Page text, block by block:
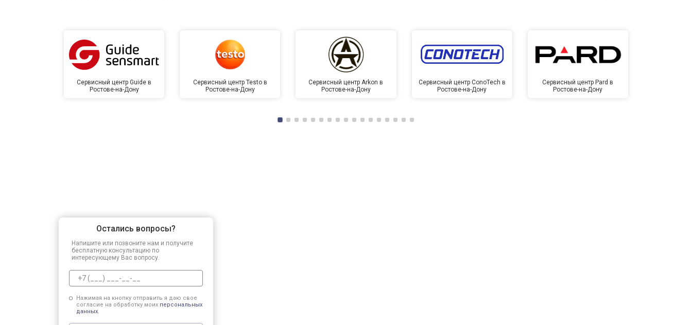
Сервисный центр Guide в
Ростове-на-Дону
Сервисный центр Testo в
Ростове-на-Дону
Сервисный центр Arkon в
Ростове-на-Дону
Сервисный центр ConoTech в
Ростове-на-Дону
Сервисный центр Pard в
Ростове-на-Дону
Остались вопросы?
Напишите или позвоните нам и получите
бесплатную консультацию по
интересующему Вас вопросу.
Нажимая на кнопку отправить я даю свое
согласие на обработку моих персональных
данных.